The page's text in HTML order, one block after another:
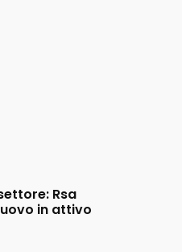
Rsa
in attivo